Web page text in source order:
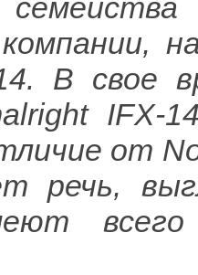
В свое
IFX-
от
речь,